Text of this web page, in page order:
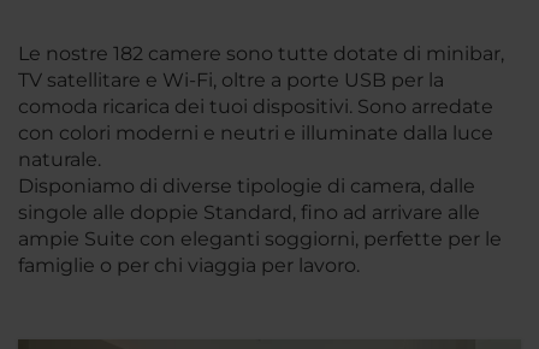
Le nostre 182 camere sono tutte dotate di minibar,
TV satellitare e Wi-Fi, oltre a porte USB per la
comoda ricarica dei tuoi dispositivi. Sono arredate
con colori moderni e neutri e illuminate dalla luce
naturale.
Disponiamo di diverse tipologie di camera, dalle
singole alle doppie Standard, fino ad arrivare alle
ampie Suite con eleganti soggiorni, perfette per le
famiglie o per chi viaggia per lavoro.